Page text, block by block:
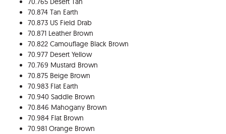
70.874 Tan Earth
70.873 US Field Drab
70.871 Leather Brown
70.822 Camouflage Black Brown
70.977 Desert Yellow
70.769 Mustard Brown
70.875 Beige Brown
70.983 Flat Earth
70.940 Saddle Brown
70.846 Mahogany Brown
70.984 Flat Brown
70.981 Orange Brown